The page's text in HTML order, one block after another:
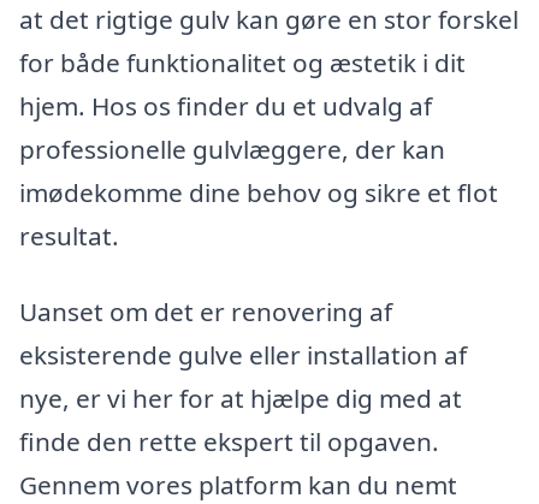
at det rigtige gulv kan gøre en stor forskel
for både funktionalitet og æstetik i dit
hjem. Hos os finder du et udvalg af
professionelle gulvlæggere, der kan
imødekomme dine behov og sikre et flot
resultat.
Uanset om det er renovering af
eksisterende gulve eller installation af
nye, er vi her for at hjælpe dig med at
finde den rette ekspert til opgaven.
Gennem vores platform kan du nemt